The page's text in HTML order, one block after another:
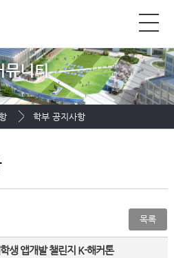
뮤니티
학부 공지사항
목록
생 앱개발 챌린지 K-해커톤